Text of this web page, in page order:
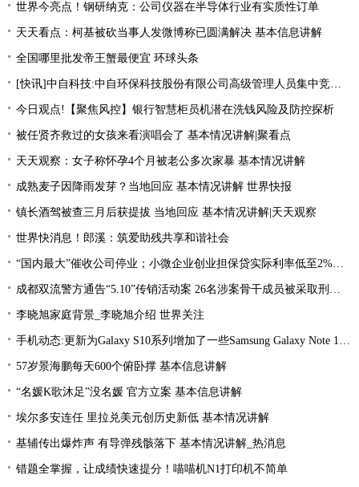
世界今亮点！钢研纳克：公司仪器在半导体行业有实质性订单
天天看点：柯基被砍当事人发微博称已圆满解决 基本信息讲解
全国哪里批发帝王蟹最便宜 环球头条
[快讯]中自科技:中自环保科技股份有限公司高级管理人员集中竞价减持股份进展|观焦点
今日观点!【聚焦风控】银行智慧柜员机潜在洗钱风险及防控探析
被任贤齐救过的女孩来看演唱会了 基本情况讲解|聚看点
天天观察：女子称怀孕4个月被老公多次家暴 基本情况讲解
成熟麦子因降雨发芽？当地回应 基本情况讲解 世界快报
镇长酒驾被查三月后获提拔 当地回应 基本情况讲解|天天观察
世界快消息！郎溪：筑爱助残共享和谐社会
“国内最大”催收公司停业；小微企业创业担保贷实际利率低至2%左右；趣店、爱财注销小贷牌照丨21消费金融参考-当前看点
成都双流警方通告“5.10”传销活动案 26名涉案骨干成员被采取刑事强制措施 环球热文
李晓旭家庭背景_李晓旭介绍 世界关注
手机动态:更新为Galaxy S10系列增加了一些Samsung Galaxy Note 10功能|环球消息
57岁景海鹏每天600个俯卧撑 基本信息讲解
“名媛K歌沐足”没名媛 官方立案 基本信息讲解
埃尔多安连任 里拉兑美元创历史新低 基本情况讲解
基辅传出爆炸声 有导弹残骸落下 基本情况讲解_热消息
错题全掌握，让成绩快速提分！喵喵机N1打印机不简单